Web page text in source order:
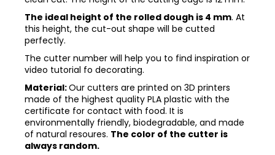
The ideal height of the rolled dough is 4 mm. At
this height, the cut-out shape will be cutted
perfectly.
The cutter number will help you to find inspiration or
video tutorial fo decorating.
Material:Our cutters are printed on 3D printers
made of the highest quality PLA plastic with the
certificate for contact with food. It is
environmentally friendly, biodegradable, and made
of natural resoures. The color of the cutter is
always random.